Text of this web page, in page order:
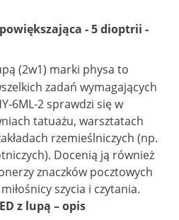
- 5 dioptrii -
(2w1) marki physa to
zadań wymagających
6ML-2 sprawdzi się w
tatuażu, warsztatach
rzemieślniczych (np.
Docenią ją również
znaczków pocztowych
szycia i czytania.
z lupą – opis